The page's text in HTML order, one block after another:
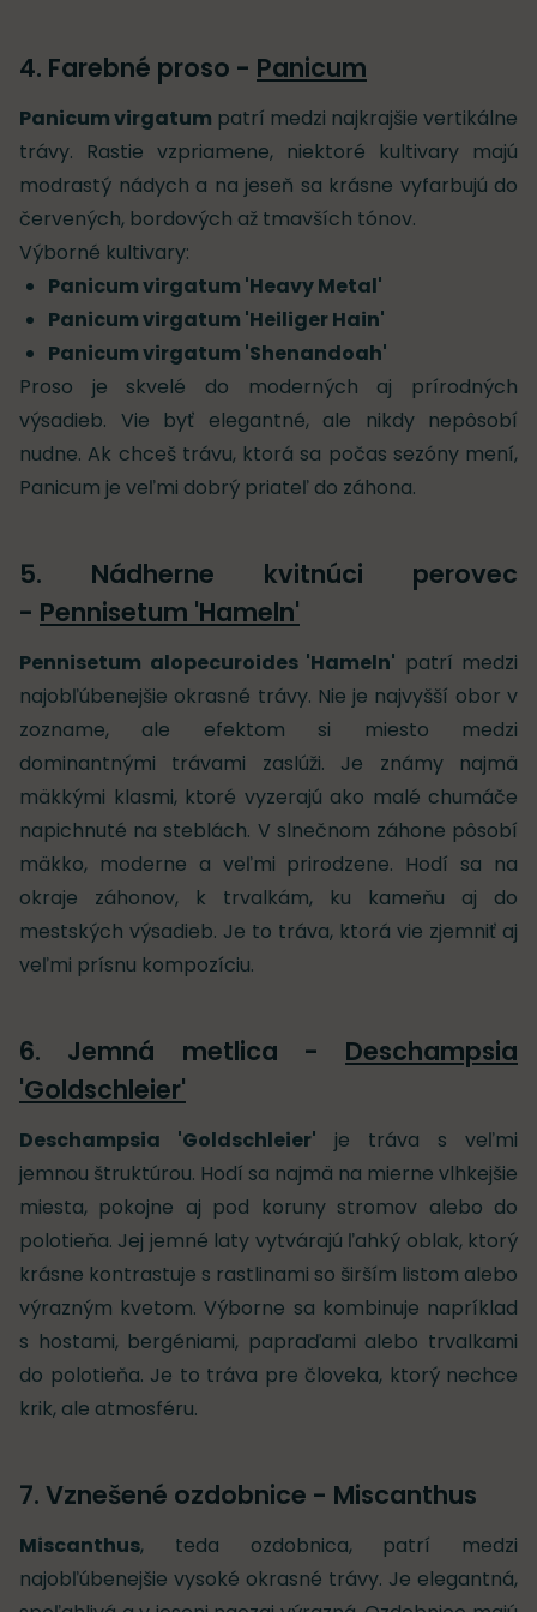
4. Farebné proso - Panicum
Panicum virgatum patrí medzi najkrajšie vertikálne
trávy. Rastie vzpriamene, niektoré kultivary majú
modrastý nádych a na jeseň sa krásne vyfarbujú do
červených, bordových až tmavších tónov.
Výborné kultivary:
Panicum virgatum 'Heavy Metal'
Panicum virgatum 'Heiliger Hain'
Panicum virgatum 'Shenandoah'
Proso je skvelé do moderných aj prírodných
výsadieb. Vie byť elegantné, ale nikdy nepôsobí
nudne. Ak chceš trávu, ktorá sa počas sezóny mení,
Panicum je veľmi dobrý priateľ do záhona.
5. Nádherne kvitnúci perovec
- Pennisetum 'Hameln'
Pennisetum alopecuroides 'Hameln' patrí medzi
najobľúbenejšie okrasné trávy. Nie je najvyšší obor v
zozname, ale efektom si miesto medzi
dominantnými trávami zaslúži. Je známy najmä
mäkkými klasmi, ktoré vyzerajú ako malé chumáče
napichnuté na steblách. V slnečnom záhone pôsobí
mäkko, moderne a veľmi prirodzene. Hodí sa na
okraje záhonov, k trvalkám, ku kameňu aj do
mestských výsadieb. Je to tráva, ktorá vie zjemniť aj
veľmi prísnu kompozíciu.
6. Jemná metlica - Deschampsia
'Goldschleier'
Deschampsia 'Goldschleier' je tráva s veľmi
jemnou štruktúrou. Hodí sa najmä na mierne vlhkejšie
miesta, pokojne aj pod koruny stromov alebo do
polotieňa. Jej jemné laty vytvárajú ľahký oblak, ktorý
krásne kontrastuje s rastlinami so širším listom alebo
výrazným kvetom. Výborne sa kombinuje napríklad
s hostami, bergéniami, papraďami alebo trvalkami
do polotieňa. Je to tráva pre človeka, ktorý nechce
krik, ale atmosféru.
7. Vznešené ozdobnice - Miscanthus
Miscanthus, teda ozdobnica, patrí medzi
najobľúbenejšie vysoké okrasné trávy. Je elegantná,